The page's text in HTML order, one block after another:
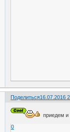
Поделиться16.07.2016
приедем и
0